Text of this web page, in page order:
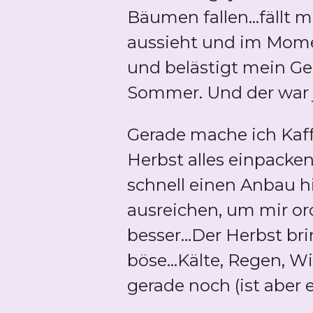
Bäumen fallen...fällt
aussieht und im
und belästigt mein
Sommer. Und der
Gerade mache ich
Herbst alles
schnell einen Anbau
ausreichen, um mir
besser...Der Herbst
böse...Kälte, Regen,
gerade noch (ist aber